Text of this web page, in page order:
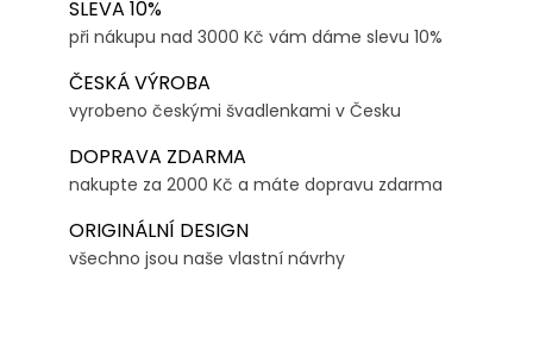
SLEVA 10%
při nákupu nad 3000 Kč vám dáme slevu 10%
ČESKÁ VÝROBA
vyrobeno českými švadlenkami v Česku
DOPRAVA ZDARMA
nakupte za 2000 Kč a máte dopravu zdarma
ORIGINÁLNÍ DESIGN
všechno jsou naše vlastní návrhy